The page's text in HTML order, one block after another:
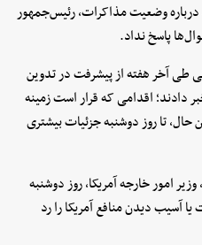
وضعیت مذاکرات، رئیس‌جمهور
پاسخ نداد.
طی آخر هفته از پیشرفت در تدوین
روزه آتش‌بس خبر دادند؛ اقدامی که قرار است زمینه
حال، تا روز دوشنبه جزئیات بیشتری
امور خارجه آمریکا، روز دوشنبه
آسیب دیدن منافع آمریکا را رد